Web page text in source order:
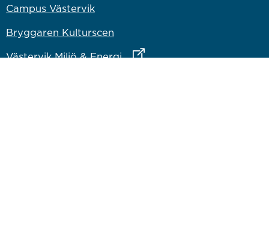
Campus Västervik
Bryggaren Kulturscen
Västervik Miljö & EnergiLänk till annan webbplats